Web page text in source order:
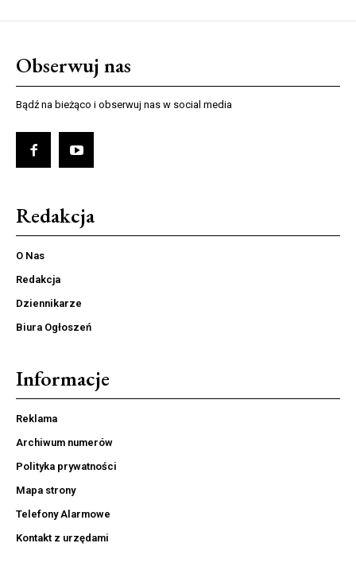
Obserwuj nas
Bądź na bieżąco i obserwuj nas w social media
Redakcja
O Nas
Redakcja
Dziennikarze
Biura Ogłoszeń
Informacje
Reklama
Archiwum numerów
Polityka prywatności
Mapa strony
Telefony Alarmowe
Kontakt z urzędami